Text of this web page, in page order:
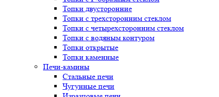
Топки двусторонние
Топки с трехсторонним стеклом
Топки с четырехсторонним стеклом
Топки с водяным контуром
Топки открытые
Топки каменные
Печи-камины
Стальные печи
Чугунные печи